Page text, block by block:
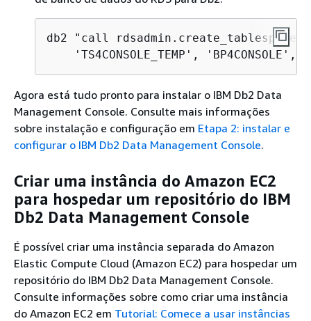
db2 "call rdsadmin.create_tablespace('
'TS4CONSOLE_TEMP', 'BP4CONSOLE',
Agora está tudo pronto para instalar o IBM Db2 Data
Management Console. Consulte mais informações
sobre instalação e configuração em Etapa 2: instalar e
configurar o IBM Db2 Data Management Console.
Criar uma instância do Amazon EC2
para hospedar um repositório do IBM
Db2 Data Management Console
É possível criar uma instância separada do Amazon
Elastic Compute Cloud (Amazon EC2) para hospedar um
repositório do IBM Db2 Data Management Console.
Consulte informações sobre como criar uma instância
do Amazon EC2 em Tutorial: Comece a usar instâncias